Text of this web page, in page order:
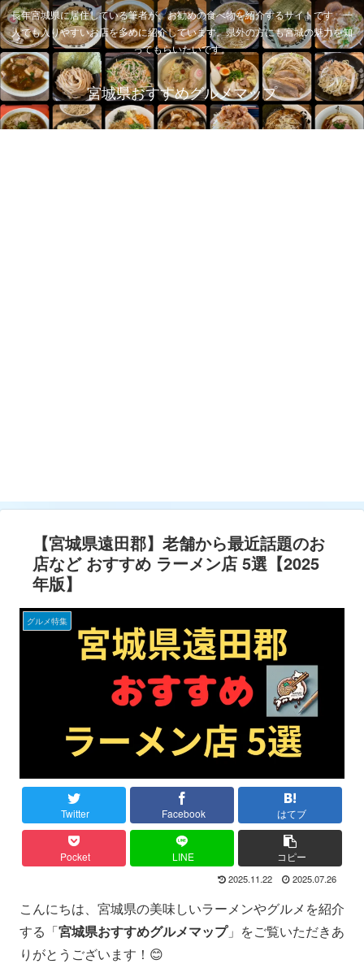
長年宮城県に居住している筆者が、お勧めの食べ物を紹介するサイトです。一
人でも入りやすいお店を多めに紹介しています。県外の方にも宮城の魅力を知
ってもらいたいです。
宮城県おすすめグルメマップ
【宮城県遠田郡】老舗から最近話題のお
店など おすすめ ラーメン店 5選【2025
年版】
グルメ特集
Twitter Facebook はてブ
Pocket LINE コピー
2025.11.22 2025.07.26
こんにちは、宮城県の美味しいラーメンやグルメを紹介
する「宮城県おすすめグルメマップ」をご覧いただきあ
りがとうございます！😊